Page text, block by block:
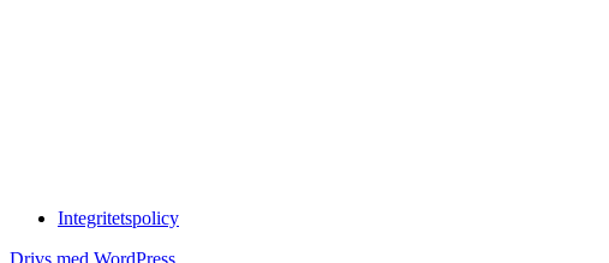
Integritetspolicy
Drivs med WordPress